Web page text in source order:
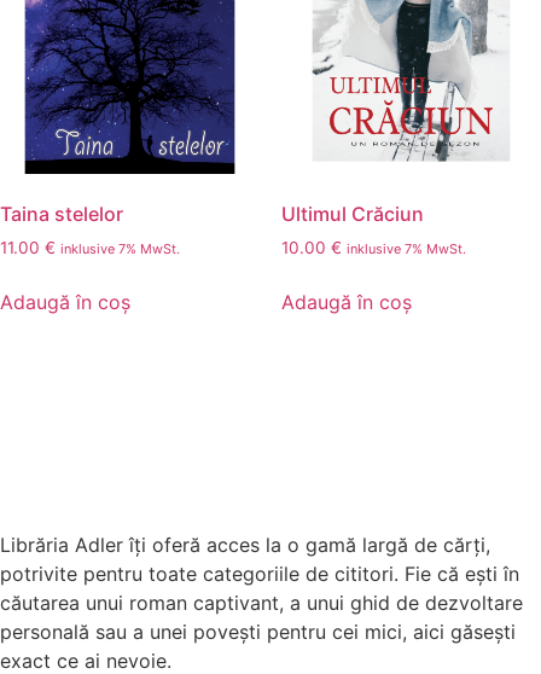
Taina stelelor
11.00 € inklusive 7% MwSt.
Adaugă în coș
Ultimul Crăciun
10.00 € inklusive 7% MwSt.
Adaugă în coș
Librăria Adler îți oferă acces la o gamă largă de cărți,
potrivite pentru toate categoriile de cititori. Fie că ești în
căutarea unui roman captivant, a unui ghid de dezvoltare
personală sau a unei povești pentru cei mici, aici găsești
exact ce ai nevoie.